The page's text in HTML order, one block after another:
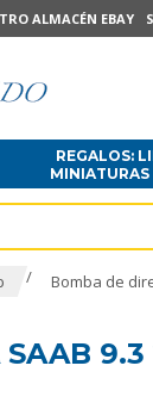
ALMACÉN EBAY
REGALOS:
MINIATURAS
/ Bomba de